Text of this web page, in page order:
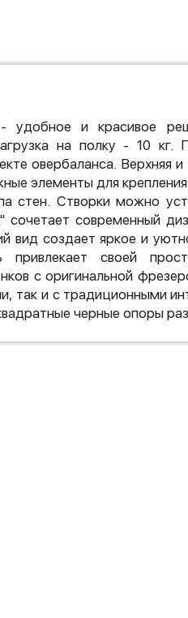
удобное и красивое
на полку - 10 кг.
овербаланса. Верхняя
элементы для крепления
стен. Створки можно
сочетает современный
вид создает яркое и
привлекает своей
с оригинальной
так и с традиционными
черные опоры